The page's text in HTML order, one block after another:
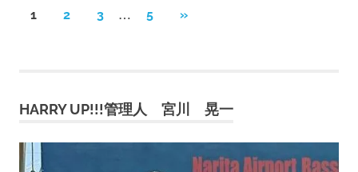
投
ペ
ー
1 2 3 … 5
次
»
HARRY UP!!!管理人 宮川 晃一